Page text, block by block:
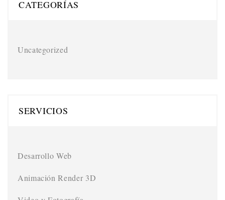
CATEGORÍAS
Uncategorized
SERVICIOS
Desarrollo Web
Animación Render 3D